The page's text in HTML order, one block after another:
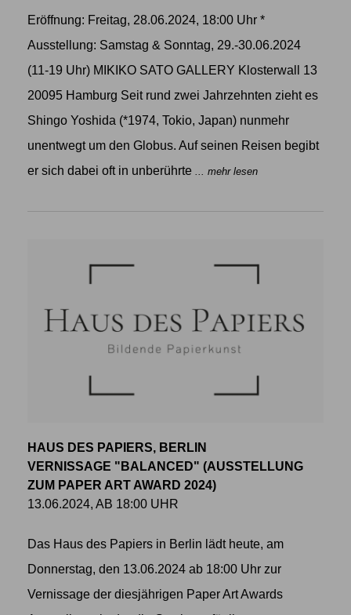
Eröffnung: Freitag, 28.06.2024, 18:00 Uhr *
Ausstellung: Samstag & Sonntag, 29.-30.06.2024
(11-19 Uhr) MIKIKO SATO GALLERY Klosterwall 13
20095 Hamburg Seit rund zwei Jahrzehnten zieht es
Shingo Yoshida (*1974, Tokio, Japan) nunmehr
unentwegt um den Globus. Auf seinen Reisen begibt
er sich dabei oft in unberührte ... mehr lesen
HAUS DES PAPIERS, BERLIN
VERNISSAGE "BALANCED" (AUSSTELLUNG
ZUM PAPER ART AWARD 2024)
13.06.2024, AB 18:00 UHR
Das Haus des Papiers in Berlin lädt heute, am
Donnerstag, den 13.06.2024 ab 18:00 Uhr zur
Vernissage der diesjährigen Paper Art Awards